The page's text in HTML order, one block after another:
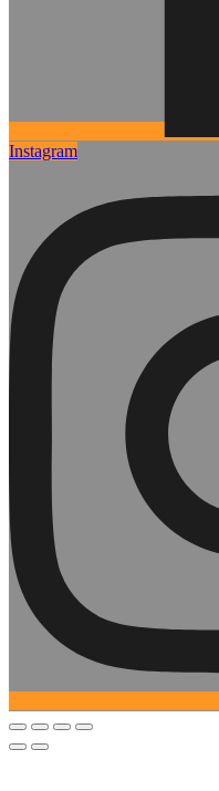
Instagram